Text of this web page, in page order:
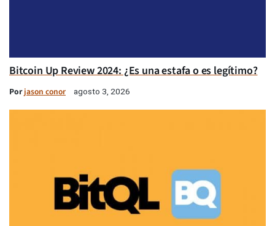
Bitcoin Up Review 2024: ¿Es una estafa o es legítimo?
Porjason conor agosto 3, 2026